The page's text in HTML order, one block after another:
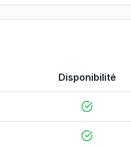
Disponibilité